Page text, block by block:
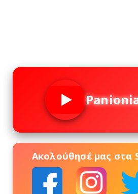
Ακολούθησέ μας στα